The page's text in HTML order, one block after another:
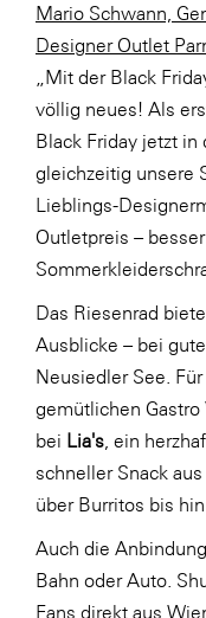
SKINUANCE®
Somfy
Sony DADC
SPIEGLTEC
STIHL Tirol
Trend Micro
TAG GmbH
VALETTA
Verband
WKS
WKS
WK UBIT
Mario Schwann,
Designer Outlet
„Mit der Black
völlig neues! Als
Black Friday jetzt in
gleichzeitig unsere
Lieblings-
Outletpreis –
Das Riesenrad
Ausblicke – bei
Neusiedler See.
gemütlichen
bei Lia's , ein
schneller Snack
über Burritos bis
Auch die
Bahn oder Auto.
Fans direkt aus